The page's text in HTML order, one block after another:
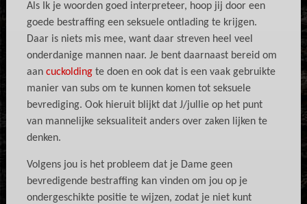
Als Ik je woorden goed interpreteer, hoop jij door een
goede bestraffing een seksuele ontlading te krijgen.
Daar is niets mis mee, want daar streven heel veel
onderdanige mannen naar. Je bent daarnaast bereid om
aan cuckoldingte doen en ook dat is een vaak gebruikte
manier van subs om te kunnen komen tot seksuele
bevrediging. Ook hieruit blijkt dat J/jullie op het punt
van mannelijke seksualiteit anders over zaken lijken te
denken.
Volgens jou is het probleem dat je Dame geen
bevredigende bestraffing kan vinden om jou op je
ondergeschikte positie te wijzen, zodat je niet kunt